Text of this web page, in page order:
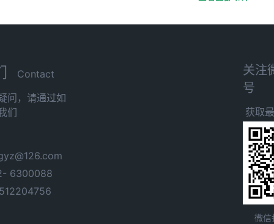
Contact
问，请通过如
们
6300088
关注
号
获取
微信